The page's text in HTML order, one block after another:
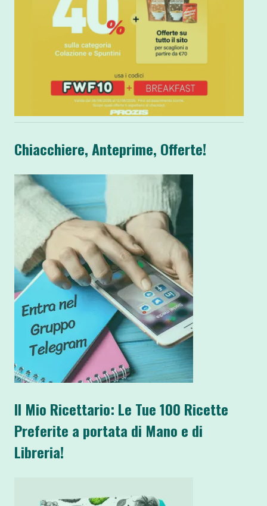
Chiacchiere, Anteprime, Offerte!
Il Mio Ricettario: Le Tue 100 Ricette
Preferite a portata di Mano e di
Libreria!